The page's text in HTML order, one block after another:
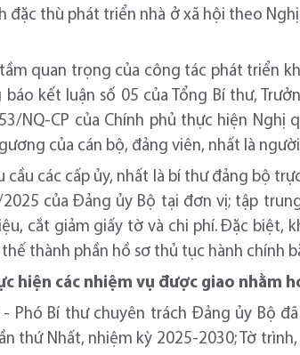
đặc thù phát triển nhà ở xã hội theo
quan trọng của công tác phát triển
kết luận số 05 của Tổng Bí thư,
NQ-CP của Chính phủ thực hiện Nghị
của cán bộ, đảng viên, nhất là
các cấp ủy, nhất là bí thư đảng bộ
của Đảng ủy Bộ tại đơn vị; tập
cắt giảm giấy tờ và chi phí. Đặc biệt,
thành phần hồ sơ thủ tục hành chính
hiện các nhiệm vụ được giao nhằm
- Phó Bí thư chuyên trách Đảng ủy Bộ
thứ Nhất, nhiệm kỳ 2025-2030; Tờ